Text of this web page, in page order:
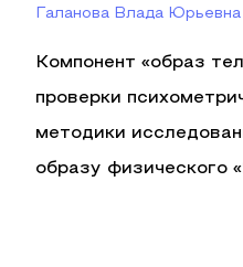
Галанова Влада Юрьевна
Компонент «образ
проверки
методики
образу физического